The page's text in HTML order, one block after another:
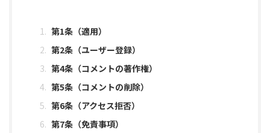
第1条（適用）
第2条（ユーザー登録）
第4条（コメントの著作権）
第5条（コメントの削除）
第6条（アクセス拒否）
第7条（免責事項）